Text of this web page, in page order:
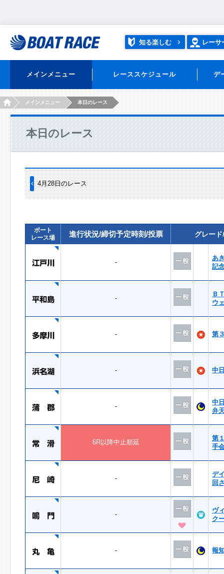
知る楽しむ レーサ
メインメニュー レーススケジュール デ
HOMEメインメニュー 本日のレース
本日のレース
4月28日のレース
ボート
レース場
進行状況/締切予定時刻/投票 グレー
-
あ
記
-
Ｂ
ウ
- 第
- 中
-
中
弁
6R以降中止順延
第
手
-
デ
回
-
ヴ
ク
- 報